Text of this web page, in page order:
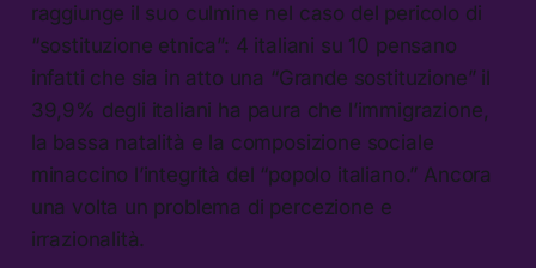
raggiunge il suo culmine nel caso del pericolo di
“sostituzione etnica”: 4 italiani su 10 pensano
infatti che sia in atto una “Grande sostituzione” il
39,9% degli italiani ha paura che l’immigrazione,
la bassa natalità e la composizione sociale
minaccino l’integrità del “popolo italiano.” Ancora
una volta un problema di percezione e
irrazionalità.